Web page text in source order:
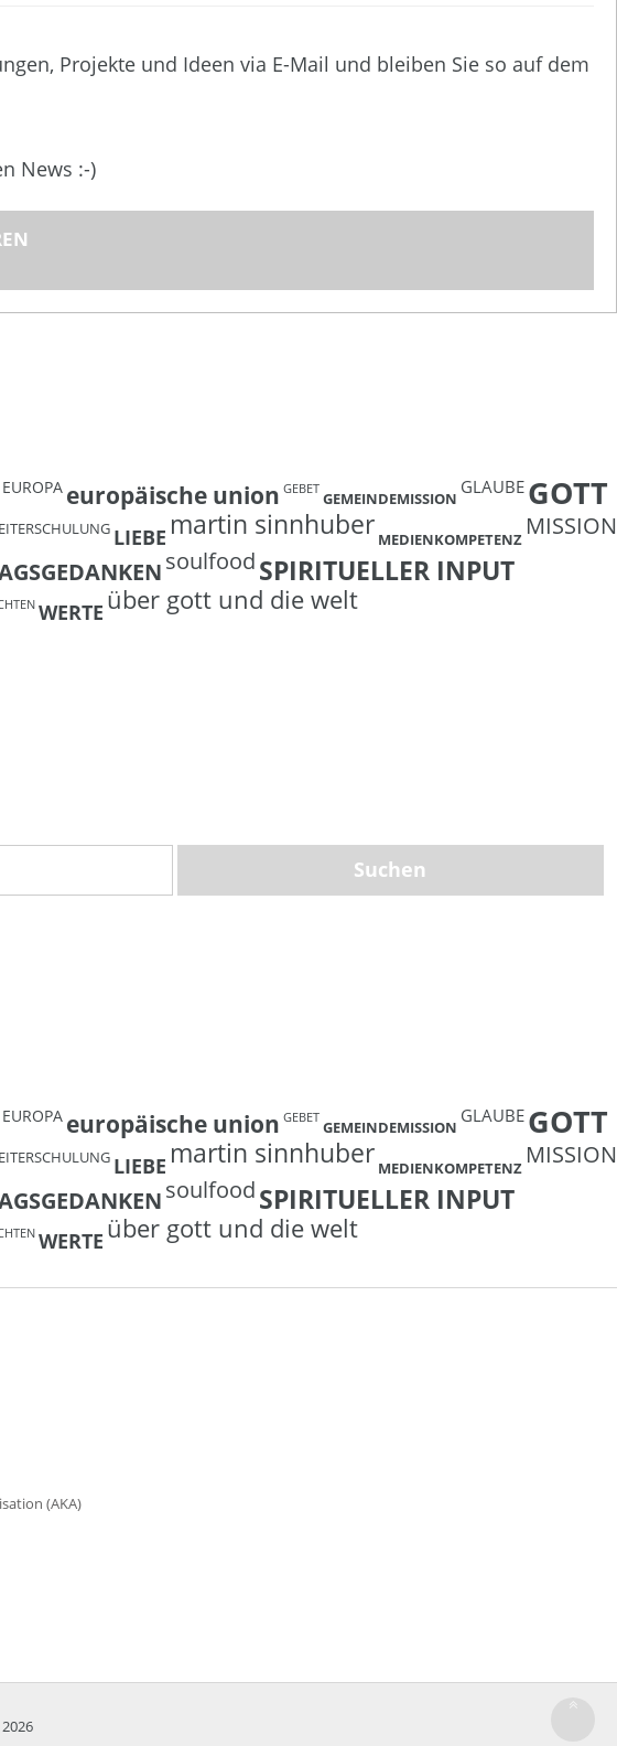
Projekte und Ideen via E-Mail und bleiben Sie so auf dem
News :-)
EUROPA europäische union GEBET GEMEINDEMISSION
GLAUBE GOTT
LIEBE martin sinnhuber MEDIENKOMPETENZ MISSION
soulfoodSPIRITUELLER INPUT
WERTE über gott und die welt
EUROPA europäische union GEBET GEMEINDEMISSION
GLAUBE GOTT
LIEBE martin sinnhuber MEDIENKOMPETENZ MISSION
soulfoodSPIRITUELLER INPUT
WERTE über gott und die welt
(AKA)